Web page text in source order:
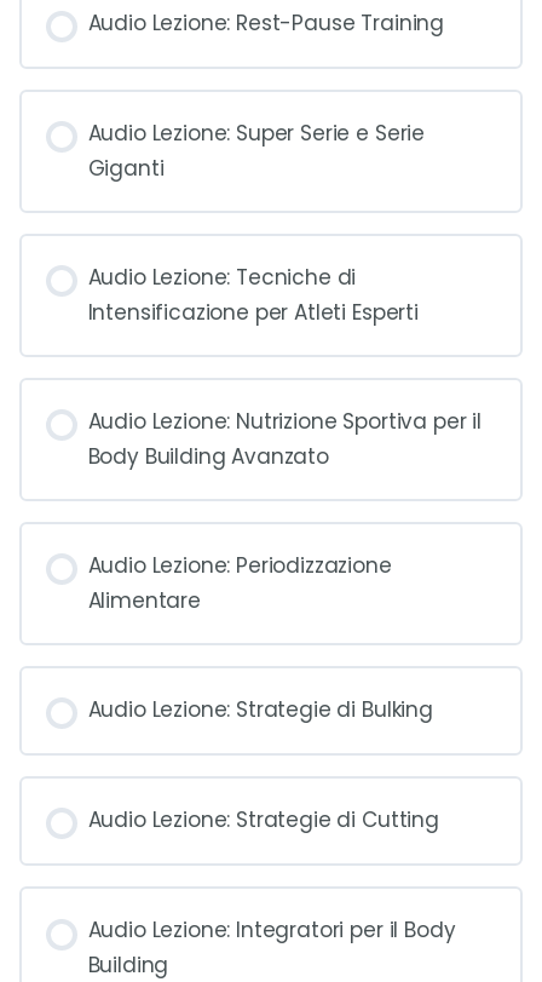
Audio Lezione: Rest-Pause Training
Audio Lezione: Super Serie e Serie
Giganti
Audio Lezione: Tecniche di
Intensificazione per Atleti Esperti
Audio Lezione: Nutrizione Sportiva per il
Body Building Avanzato
Audio Lezione: Periodizzazione
Alimentare
Audio Lezione: Strategie di Bulking
Audio Lezione: Strategie di Cutting
Audio Lezione: Integratori per il Body
Building